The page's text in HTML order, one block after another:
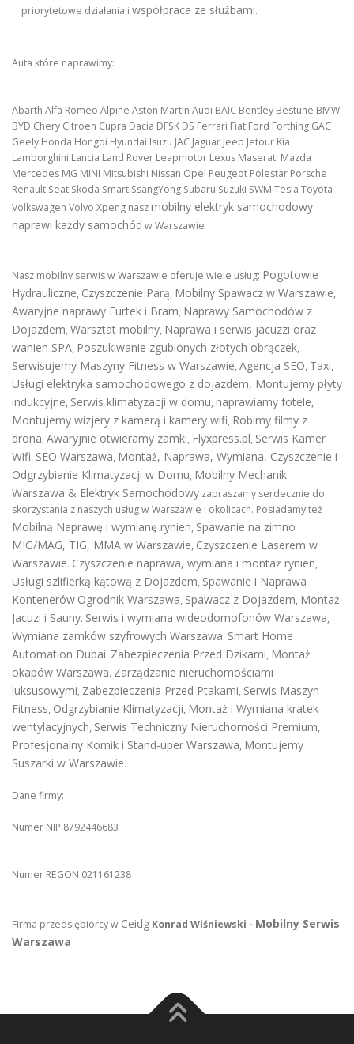
priorytetowe działania iwspółpraca ze służbami.
Auta które naprawimy:
Abarth Alfa Romeo Alpine Aston Martin Audi BAIC Bentley Bestune BMW
BYD Chery Citroen Cupra Dacia DFSK DS Ferrari Fiat Ford Forthing GAC
Geely Honda Hongqi Hyundai Isuzu JAC Jaguar Jeep Jetour Kia
Lamborghini Lancia Land Rover Leapmotor Lexus Maserati Mazda
Mercedes MG MINI Mitsubishi Nissan Opel Peugeot Polestar Porsche
Renault Seat Skoda Smart SsangYong Subaru Suzuki SWM Tesla Toyota
Volkswagen Volvo Xpeng naszmobilny elektryk samochodowy
naprawi każdy samochód w Warszawie
Nasz mobilny serwis w Warszawie oferuje wiele usług: Pogotowie
Hydrauliczne, Czyszczenie Parą, Mobilny Spawacz w Warszawie,
Awaryjne naprawy Furtek i Bram, Naprawy Samochodów z
Dojazdem, Warsztat mobilny, Naprawa i serwis jacuzzi oraz
wanien SPA, Poszukiwanie zgubionych złotych obrączek,
Serwisujemy Maszyny Fitness w Warszawie, Agencja SEO, Taxi,
Usługi elektryka samochodowego z dojazdem, Montujemy płyty
indukcyjne, Serwis klimatyzacji w domu, naprawiamy fotele,
Montujemy wizjery z kamerą i kamery wifi, Robimy filmy z
drona, Awaryjnie otwieramy zamki, Flyxpress.pl, Serwis Kamer
Wifi, SEO Warszawa, Montaż, Naprawa, Wymiana, Czyszczenie i
Odgrzybianie Klimatyzacji w Domu, Mobilny Mechanik
Warszawa & Elektryk Samochodowy zapraszamy serdecznie do
skorzystania z naszych usług w Warszawie i okolicach. Posiadamy też
Mobilną Naprawę i wymianę rynien, Spawanie na zimno
MIG/MAG, TIG, MMA w Warszawie, Czyszczenie Laserem w
Warszawie. Czyszczenie naprawa, wymiana i montaż rynien,
Usługi szlifierką kątową z Dojazdem, Spawanie i Naprawa
Kontenerów Ogrodnik Warszawa, Spawacz z Dojazdem, Montaż
Jacuzi i Sauny. Serwis i wymiana wideodomofonów Warszawa,
Wymiana zamków szyfrowych Warszawa. Smart Home
Automation Dubai. Zabezpieczenia Przed Dzikami, Montaż
okapów Warszawa. Zarządzanie nieruchomościami
luksusowymi, Zabezpieczenia Przed Ptakami, Serwis Maszyn
Fitness, Odgrzybianie Klimatyzacji, Montaż i Wymiana kratek
wentylacyjnych, Serwis Techniczny Nieruchomości Premium,
Profesjonalny Komik i Stand-uper Warszawa, Montujemy
Suszarki w Warszawie.
Dane firmy:
Numer NIP 8792446683
Numer REGON 021161238
Firma przedsiębiorcy w Ceidg Konrad Wiśniewski - Mobilny Serwis
Warszawa